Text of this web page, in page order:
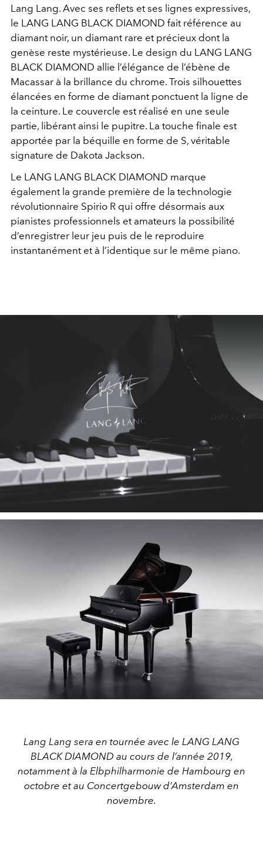
Lang Lang. Avec ses reflets et ses lignes expressives,
le LANG LANG BLACK DIAMOND fait référence au
diamant noir, un diamant rare et précieux dont la
genèse reste mystérieuse. Le design du LANG LANG
BLACK DIAMOND allie l’élégance de l’ébène de
Macassar à la brillance du chrome. Trois silhouettes
élancées en forme de diamant ponctuent la ligne de
la ceinture. Le couvercle est réalisé en une seule
partie, libérant ainsi le pupitre. La touche finale est
apportée par la béquille en forme de S, véritable
signature de Dakota Jackson.
Le LANG LANG BLACK DIAMOND marque
également la grande première de la technologie
révolutionnaire Spirio R qui offre désormais aux
pianistes professionnels et amateurs la possibilité
d’enregistrer leur jeu puis de le reproduire
instantanément et à l’identique sur le même piano.
Lang Lang sera en tournée avec le LANG LANG
BLACK DIAMOND au cours de l’année 2019,
notamment à la Elbphilharmonie de Hambourg en
octobre et au Concertgebouw d’Amsterdam en
novembre.